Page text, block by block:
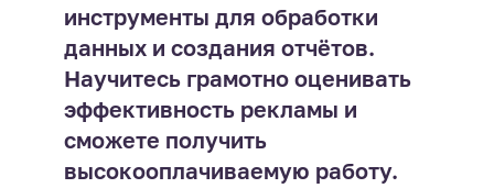
инструменты для обработки
данных и создания отчётов.
Научитесь грамотно оценивать
эффективность рекламы и
сможете получить
высокооплачиваемую работу.